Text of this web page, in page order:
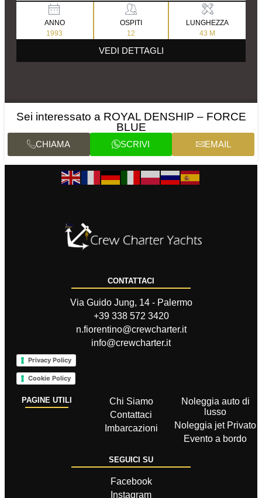
ANNO
1993
OSPITI
12
LUNGHEZZA
43 M
VEDI DETTAGLI
Sei interessato a ROYAL DENSHIP – FORCE
BLUE
CHIAMA SCRIVI EMAIL
CONTATTACI
Via Guido Jung, 14 - Palermo
+39 338 572 3420
n.fiorentino@crewcharter.it
info@crewcharter.it
Privacy Policy
Cookie Policy
PAGINE UTILI
Chi Siamo
Contattaci
Imbarcazioni
Noleggia auto di
lusso
Noleggia jet Privato
Evento a bordo
SEGUICI SU
Facebook
Instagram